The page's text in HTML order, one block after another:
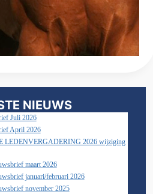
NIEUWS
Juli 2026
April 2026
LEDENVERGADERING 2026 wijziging
maart 2026
januari/februari 2026
november 2025